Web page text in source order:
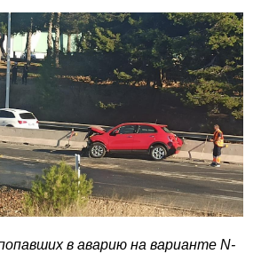
в аварию на варианте N-